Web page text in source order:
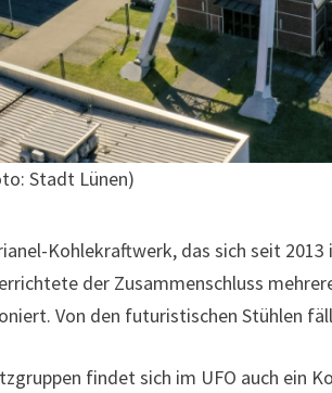
Stadt Lünen)
Kohlekraftwerk, das sich seit
der Zusammenschluss
Von den futuristischen Stühlen
findet sich im UFO auch ein